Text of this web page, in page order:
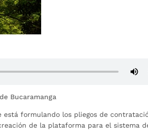
Bucaramanga
formulando los pliegos de
de la plataforma para el sistema